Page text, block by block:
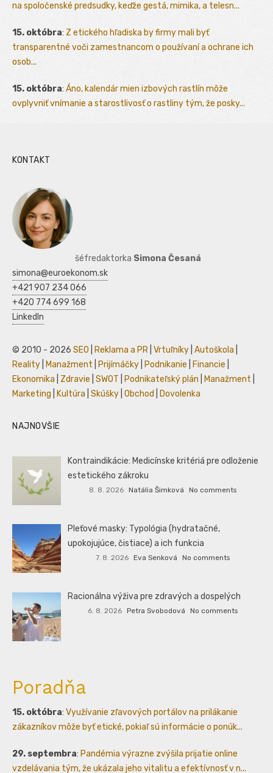
na spoločenské predsudky, keďže gestá, mimika, a telesn...
15. októbra: Z etického hľadiska by firmy mali byť
transparentné voči zamestnancom o používaní a ochrane ich
osob...
15. októbra: Áno, kalendár mien izbových rastlín môže
ovplyvniť vnímanie a starostlivosť o rastliny tým, že posky...
KONTAKT
šéfredaktorka Simona Česaná
simona@euroekonom.sk
+421 907 234 066
+420 774 699 168
LinkedIn
© 2010 - 2026 SEO Reklama a PR Vrtuľníky Autoškola
Reality
Manažment Prijímáčky Podnikanie Financie
Ekonomika
Zdravie SWOT Podnikateľský plán Manažment
Marketing
Kultúra Skúšky Obchod Dovolenka
NAJNOVŠIE
Kontraindikácie: Medicínske kritériá pre odloženie
estetického zákroku
8. 8. 2026 Natália Šimková No comments
Pleťové masky: Typológia (hydratačné,
upokojujúce, čistiace) a ich funkcia
7. 8. 2026 Eva Senková No comments
Racionálna výživa pre zdravých a dospelých
6. 8. 2026 Petra Svobodová No comments
Poradňa
15. októbra: Využívanie zľavových portálov na prilákanie
zákazníkov môže byť etické, pokiaľ sú informácie o ponúk...
29. septembra: Pandémia výrazne zvýšila prijatie online
vzdelávania tým, že ukázala jeho vitalitu a efektívnosť v n...